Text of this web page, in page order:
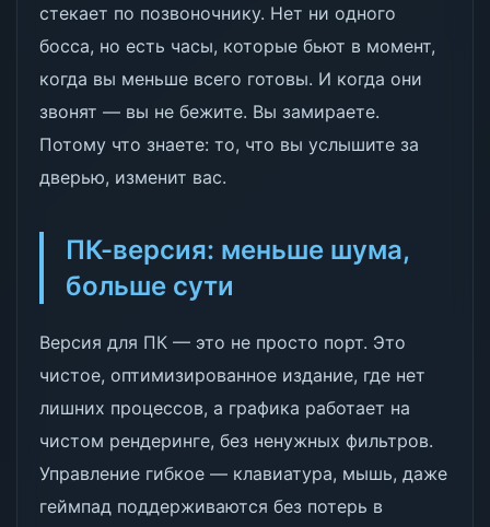
стекает по позвоночнику. Нет ни одного
босса, но есть часы, которые бьют в момент,
когда вы меньше всего готовы. И когда они
звонят — вы не бежите. Вы замираете.
Потому что знаете: то, что вы услышите за
дверью, изменит вас.
ПК-версия: меньше шума,
больше сути
Версия для ПК — это не просто порт. Это
чистое, оптимизированное издание, где нет
лишних процессов, а графика работает на
чистом рендеринге, без ненужных фильтров.
Управление гибкое — клавиатура, мышь, даже
геймпад поддерживаются без потерь в